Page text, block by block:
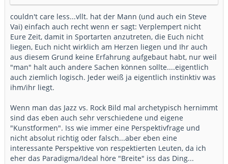
couldn't care less...vllt. hat der Mann (und auch ein Steve
Vai) einfach auch recht wenn er sagt: Verplempert nicht
Eure Zeit, damit in Sportarten anzutreten, die Euch nicht
liegen, Euch nicht wirklich am Herzen liegen und Ihr auch
aus diesem Grund keine Erfahrung aufgebaut habt, nur weil
"man" halt auch andere Sachen können sollte....eigentlich
auch ziemlich logisch. Jeder weiß ja eigentlich instinktiv was
ihm/ihr liegt.
Wenn man das Jazz vs. Rock Bild mal archetypisch hernimmt
sind das eben auch sehr verschiedene und eigene
"Kunstformen". Iss wie immer eine Perspektivfrage und
nicht absolut richtig oder falsch...aber eben eine
interessante Perspektive von respektierten Leuten, da ich
eher das Paradigma/Ideal höre "Breite" iss das Ding...